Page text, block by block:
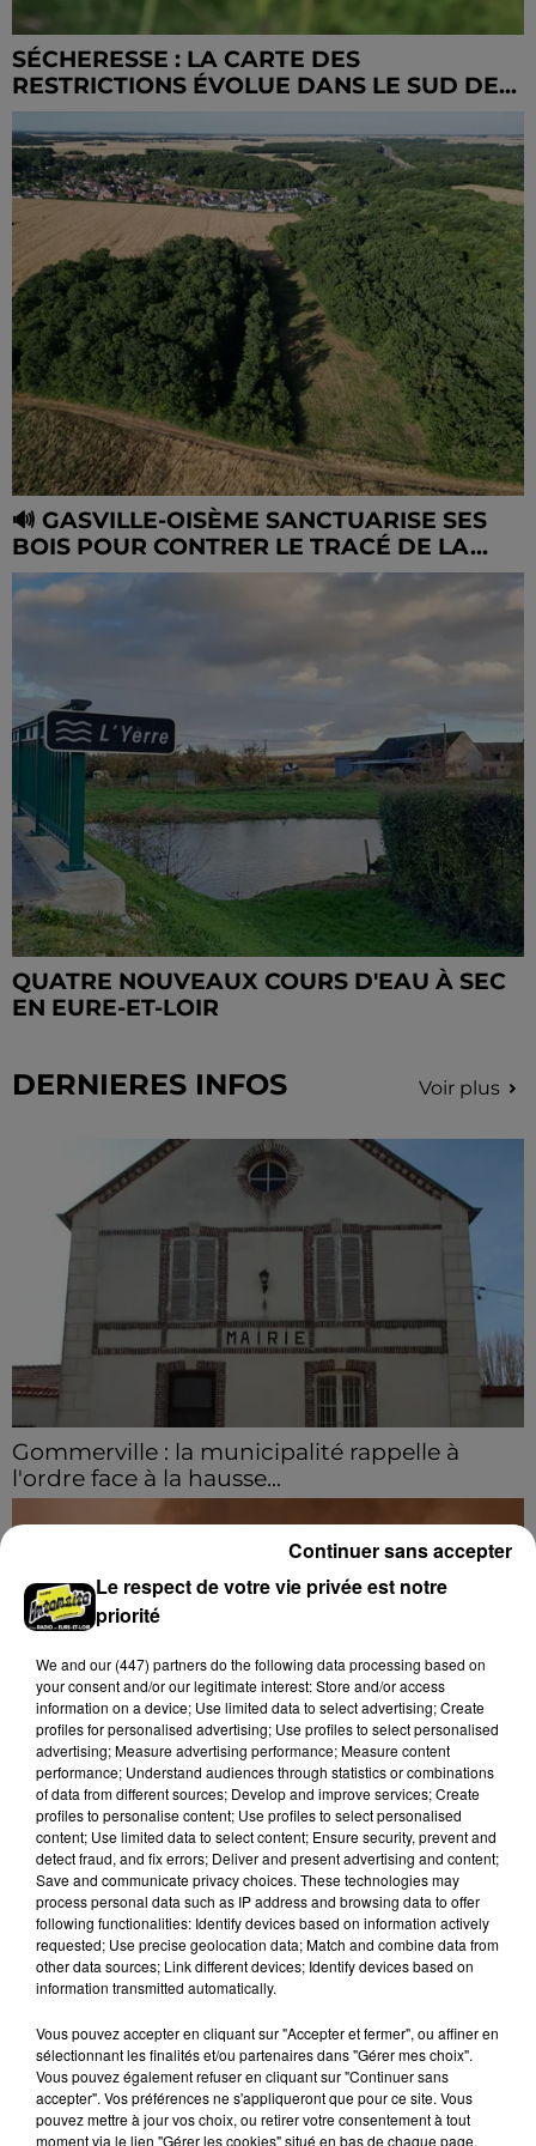
SÉCHERESSE : LA CARTE DES
RESTRICTIONS ÉVOLUE DANS LE SUD DE...
🔊 GASVILLE-OISÈME SANCTUARISE SES
BOIS POUR CONTRER LE TRACÉ DE LA...
QUATRE NOUVEAUX COURS D'EAU À SEC
EN EURE-ET-LOIR
DERNIERES INFOS Voir plus
Gommerville : la municipalité rappelle à
l'ordre face à la hausse...
Incrustation de déchets, déjections sur les sites
symboliques et temps communal gaspillé : face à la
hausse des incivilités, la mairie de Gommerville
hausse...
Loir-et-Cher : un pyromane interpellé grâce
au sang-froid des...
Samedi 25 juillet, plus d'une dizaine de feux de
champs et de sous-bois ont été déclenchés dans le
secteur de Fontaine-les-Côteaux, Montoire et Lunay.
Grâce...
A LA UNE Voir plus
Le respect de votre vie privée est notre
priorité
We and our (447) partnersdo the following data processing based on
your consent and/or our legitimate interest: Store and/or access
information on a device; Use limited data to select advertising; Create
profiles for personalised advertising; Use profiles to select personalised
advertising; Measure advertising performance; Measure content
performance; Understand audiences through statistics or combinations
of data from different sources; Develop and improve services; Create
profiles to personalise content; Use profiles to select personalised
content; Use limited data to select content; Ensure security, prevent and
detect fraud, and fix errors; Deliver and present advertising and content;
Save and communicate privacy choices. These technologies may
process personal data such as IP address and browsing data to offer
following functionalities: Identify devices based on information actively
requested; Use precise geolocation data; Match and combine data from
other data sources; Link different devices; Identify devices based on
information transmitted automatically.
Vous pouvez accepter en cliquant sur "Accepter et fermer", ou affiner en
sélectionnant les finalités et/ou partenaires dans "Gérer mes choix".
Vous pouvez également refuser en cliquant sur "Continuer sans
accepter". Vos préférences ne s'appliqueront que pour ce site. Vous
pouvez mettre à jour vos choix, ou retirer votre consentement à tout
moment via le lien "Gérer les cookies" situé en bas de chaque page.
Continuer sans accepter